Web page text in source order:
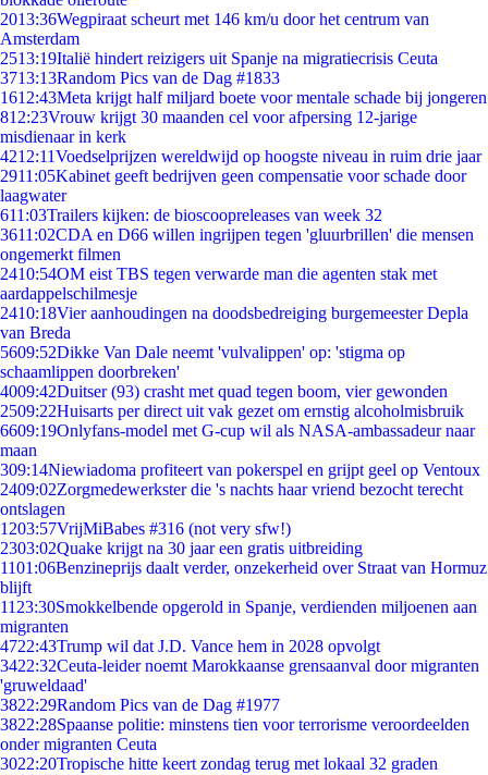
2013:36Wegpiraat scheurt met 146 km/u door het centrum van
Amsterdam
2513:19Italië hindert reizigers uit Spanje na migratiecrisis Ceuta
3713:13Random Pics van de Dag #1833
1612:43Meta krijgt half miljard boete voor mentale schade bij jongeren
812:23Vrouw krijgt 30 maanden cel voor afpersing 12-jarige
misdienaar in kerk
4212:11Voedselprijzen wereldwijd op hoogste niveau in ruim drie jaar
2911:05Kabinet geeft bedrijven geen compensatie voor schade door
laagwater
611:03Trailers kijken: de bioscoopreleases van week 32
3611:02CDA en D66 willen ingrijpen tegen 'gluurbrillen' die mensen
ongemerkt filmen
2410:54OM eist TBS tegen verwarde man die agenten stak met
aardappelschilmesje
2410:18Vier aanhoudingen na doodsbedreiging burgemeester Depla
van Breda
5609:52Dikke Van Dale neemt 'vulvalippen' op: 'stigma op
schaamlippen doorbreken'
4009:42Duitser (93) crasht met quad tegen boom, vier gewonden
2509:22Huisarts per direct uit vak gezet om ernstig alcoholmisbruik
6609:19Onlyfans-model met G-cup wil als NASA-ambassadeur naar
maan
309:14Niewiadoma profiteert van pokerspel en grijpt geel op Ventoux
2409:02Zorgmedewerkster die 's nachts haar vriend bezocht terecht
ontslagen
1203:57VrijMiBabes #316 (not very sfw!)
2303:02Quake krijgt na 30 jaar een gratis uitbreiding
1101:06Benzineprijs daalt verder, onzekerheid over Straat van Hormuz
blijft
11 23:30Smokkelbende opgerold in Spanje, verdienden miljoenen aan
migranten
4722:43Trump wil dat J.D. Vance hem in 2028 opvolgt
3422:32Ceuta-leider noemt Marokkaanse grensaanval door migranten
'gruweldaad'
3822:29Random Pics van de Dag #1977
3822:28Spaanse politie: minstens tien voor terrorisme veroordeelden
onder migranten Ceuta
3022:20Tropische hitte keert zondag terug met lokaal 32 graden